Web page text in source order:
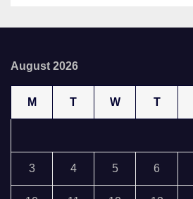
August 2026
M T W T
3 4 5 6